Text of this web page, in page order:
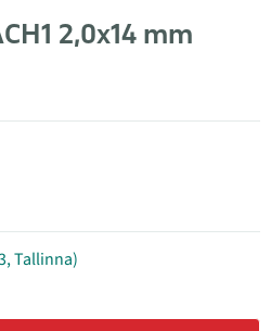
2,0x14 mm
Tallinna)